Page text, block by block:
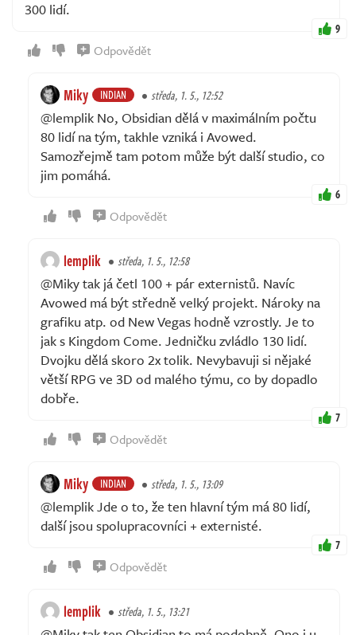
300 lidí.
9
Odpovědět
Miky INDIAN středa, 1. 5., 12:52
@lemplik No, Obsidian dělá v maximálním počtu
80 lidí na tým, takhle vzniká i Avowed.
Samozřejmě tam potom může být další studio, co
jim pomáhá.
6
Odpovědět
lemplik středa, 1. 5., 12:58
@Miky tak já četl 100 + pár externistů. Navíc
Avowed má být středně velký projekt. Nároky na
grafiku atp. od New Vegas hodně vzrostly. Je to
jak s Kingdom Come. Jedničku zvládlo 130 lidí.
Dvojku dělá skoro 2x tolik. Nevybavuji si nějaké
větší RPG ve 3D od malého týmu, co by dopadlo
dobře.
7
Odpovědět
Miky INDIAN středa, 1. 5., 13:09
@lemplik Jde o to, že ten hlavní tým má 80 lidí,
další jsou spolupracovníci + externisté.
7
Odpovědět
lemplik středa, 1. 5., 13:21